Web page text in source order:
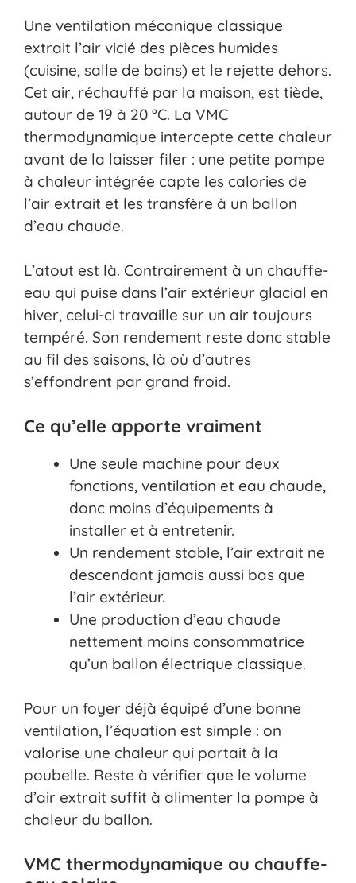
Une ventilation mécanique classique
extrait l’air vicié des pièces humides
(cuisine, salle de bains) et le rejette dehors.
Cet air, réchauffé par la maison, est tiède,
autour de 19 à 20 °C. La VMC
thermodynamique intercepte cette chaleur
avant de la laisser filer : une petite pompe
à chaleur intégrée capte les calories de
l’air extrait et les transfère à un ballon
d’eau chaude.
L’atout est là. Contrairement à un chauffe-
eau qui puise dans l’air extérieur glacial en
hiver, celui-ci travaille sur un air toujours
tempéré. Son rendement reste donc stable
au fil des saisons, là où d’autres
s’effondrent par grand froid.
Ce qu’elle apporte vraiment
Une seule machine pour deux
fonctions, ventilation et eau chaude,
donc moins d’équipements à
installer et à entretenir.
Un rendement stable, l’air extrait ne
descendant jamais aussi bas que
l’air extérieur.
Une production d’eau chaude
nettement moins consommatrice
qu’un ballon électrique classique.
Pour un foyer déjà équipé d’une bonne
ventilation, l’équation est simple : on
valorise une chaleur qui partait à la
poubelle. Reste à vérifier que le volume
d’air extrait suffit à alimenter la pompe à
chaleur du ballon.
VMC thermodynamique ou chauffe-